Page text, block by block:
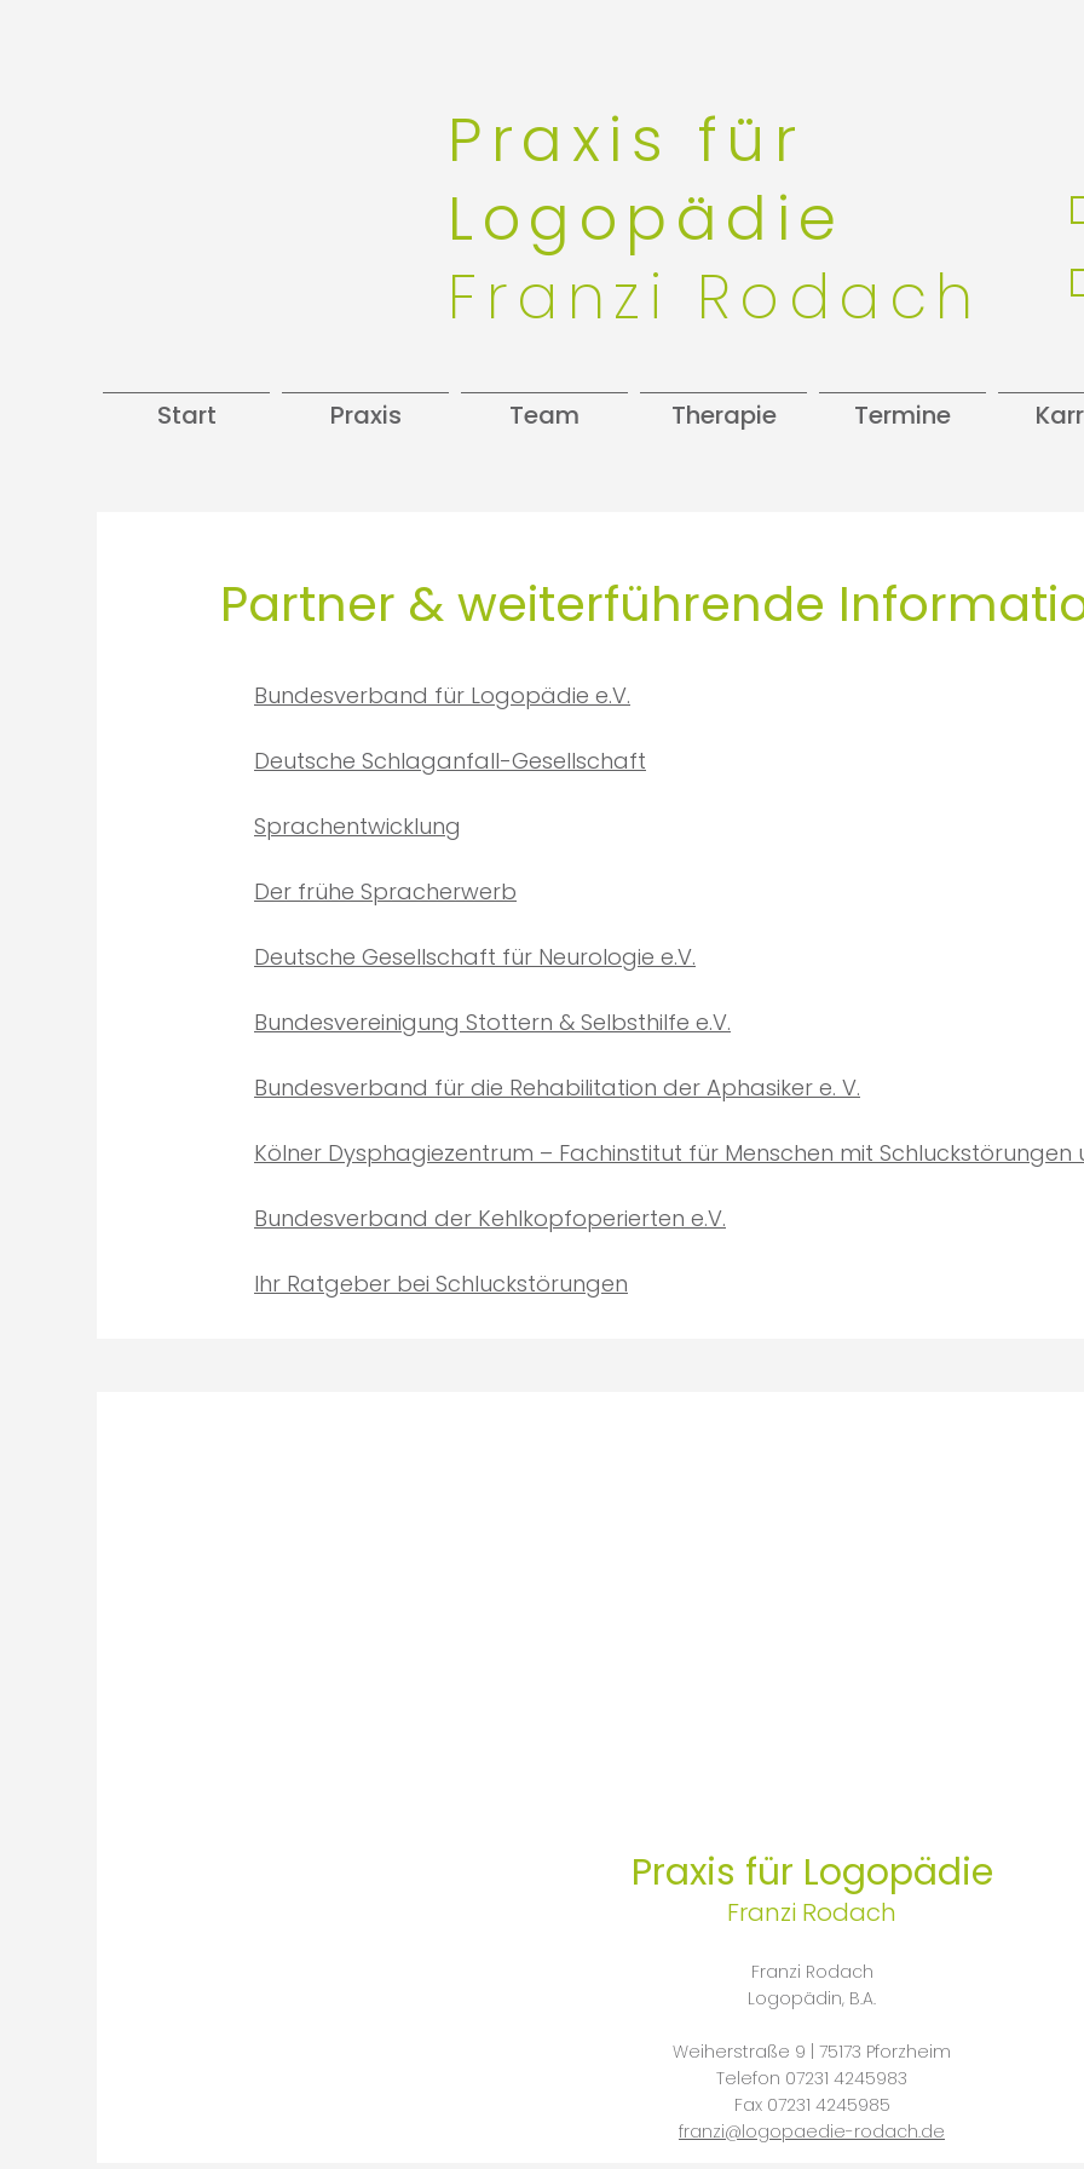
Praxis für
Logopädie
Franzi Rodach
Start Praxis Team Therapie Termine
Partner & weiterführende
Bundesverband für Logopädie e.V.
Deutsche Schlaganfall-Gesellschaft
Sprachentwicklung
Der frühe Spracherwerb
Deutsche Gesellschaft für Neurologie e.V.
Bundesvereinigung Stottern & Selbsthilfe e.V.
Bundesverband für die Rehabilitation der Aphasiker e. V.
Kölner Dysphagiezentrum – Fachinstitut für Menschen mit Schluckstörungen
Bundesverband der Kehlkopfoperierten e.V.
Ihr Ratgeber bei Schluckstörungen
Praxis für Logopädie
Franzi Rodach
Franzi Rodach
Logopädin, B.A.
Weiherstraße 9 | 75173 Pforzheim
Telefon 07231 4245983
Fax 07231 4245985
franzi@logopaedie-rodach.de